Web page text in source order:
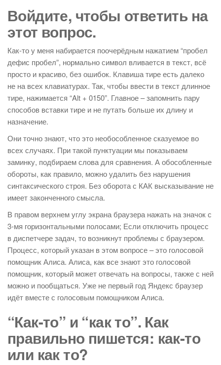
Войдите, чтобы ответить на
этот вопрос.
Как-то у меня набирается поочерёдным нажатием “пробел
дефис пробел”, нормально символ вливается в текст, всё
просто и красиво, без ошибок. Клавиша тире есть далеко
не на всех клавиатурах. Так, чтобы ввести в текст длинное
тире, нажимается “Alt + 0150”. Главное – запомнить пару
способов вставки тире и не путать больше их длину и
назначение.
Они точно знают, что это необособленное сказуемое во
всех случаях. При такой пунктуации мы показываем
заминку, подбираем слова для сравнения. А обособленные
обороты, как правило, можно удалить без нарушения
синтаксического строя. Без оборота с КАК высказывание не
имеет законченного смысла.
В правом верхнем углу экрана браузера нажать на значок с
3-мя горизонтальными полосами; Если отключить процесс
в диспетчере задач, то возникнут проблемы с браузером.
Процесс, который указан в этом вопросе – это голосовой
помощник Алиса. Алиса, как все знают это голосовой
помощник, который может отвечать на вопросы, также с ней
можно и пообщаться. Уже не первый год Яндекс браузер
идёт вместе с голосовым помощником Алиса.
“Как-то” и “как то”. Как
правильно пишется: как-то
или как то?